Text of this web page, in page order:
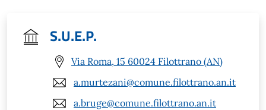
S.U.E.P.
Via Roma, 15 60024 Filottrano (AN)
a.murtezani@comune.filottrano.an.it
a.bruge@comune.filottrano.an.it